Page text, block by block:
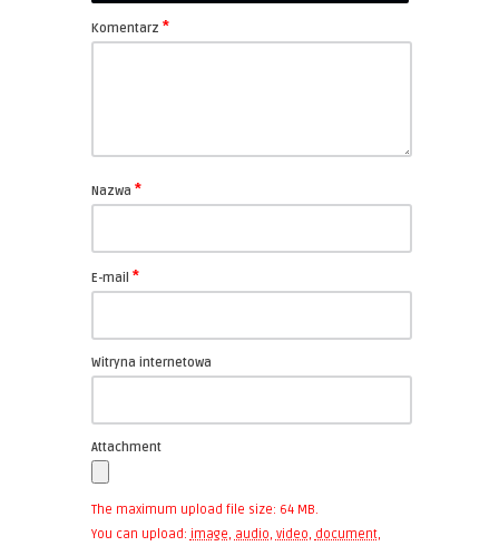
Komentarz *
Nazwa *
E-mail *
Witryna internetowa
Attachment
The maximum upload file size: 64 MB.
You can upload: image, audio, video, document,